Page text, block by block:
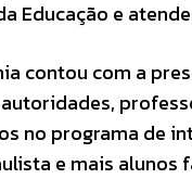
Educação e
contou com a
no programa de
e mais